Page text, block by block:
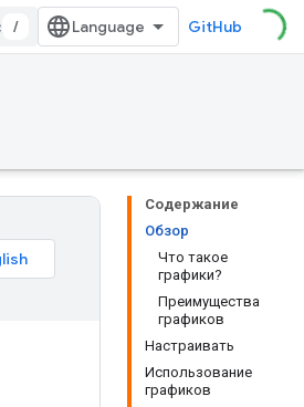
/ GitHub
Содержание
Обзор
Что такое
графики?
Преимущества
графиков
Настраивать
Использование
графиков